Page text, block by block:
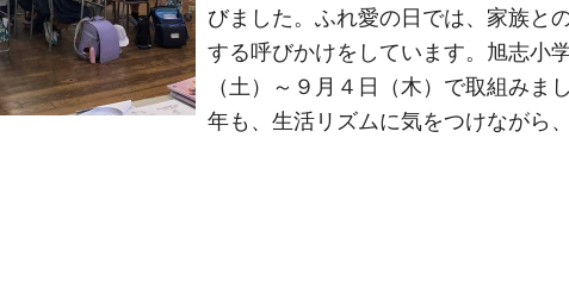
びました。ふれ愛の日では、家族と
する呼びかけをしています。旭志小
（土）～９月４日（木）で取組みま
年も、生活リズムに気をつけながら